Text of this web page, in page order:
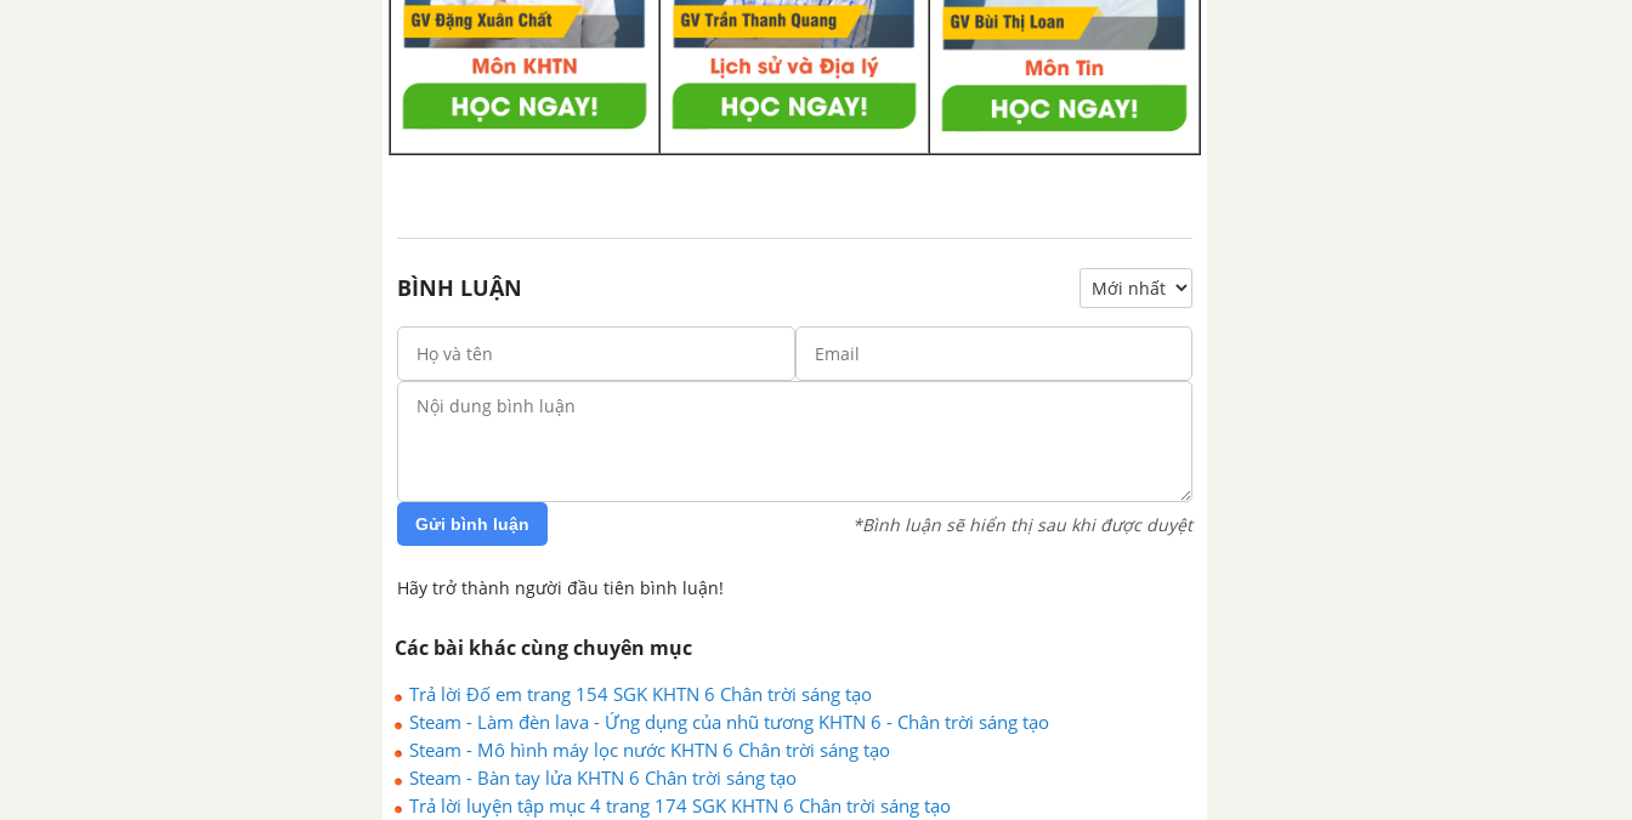
BÌNH LUẬN
Gửi bình luận *Bình luận sẽ hiển thị sau khi được duyệt
Hãy trở thành người đầu tiên bình luận!
Các bài khác cùng chuyên mục
Trả lời Đố em trang 154 SGK KHTN 6 Chân trời sáng tạo
Steam - Làm đèn lava - Ứng dụng của nhũ tương KHTN 6 - Chân trời sáng tạo
Steam - Mô hình máy lọc nước KHTN 6 Chân trời sáng tạo
Steam - Bàn tay lửa KHTN 6 Chân trời sáng tạo
Trả lời luyện tập mục 4 trang 174 SGK KHTN 6 Chân trời sáng tạo